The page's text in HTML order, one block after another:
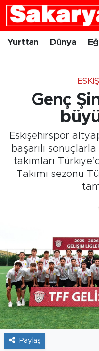
Yurttan Dünya
Genç
Eskişehirspor
başarılı
takımları
Takımı sezonu
Paylaş
Yurttan
Gündem
Eskişehirspor
Spor
Tarihçe
Resmi İlanlar
Söyleşi
Foto Şaka
Teknoloji
Eskişehir Nöbetçi
Eskişehir Namaz
Eskişehir Trafik
Süper Lig Puan
Tüm Manşetler
Son Dakika